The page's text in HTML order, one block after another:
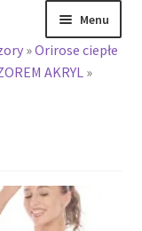
Menu
»Orirose ciepłe
AKRYL»